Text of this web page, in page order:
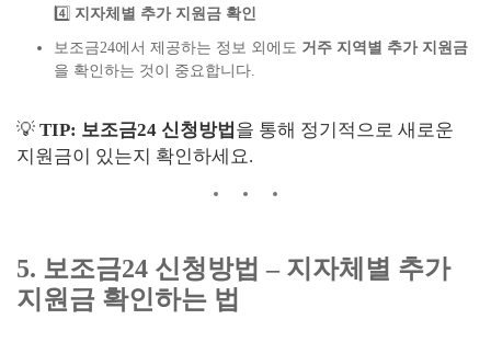
4️⃣ 지자체별 추가 지원금 확인
보조금24에서 제공하는 정보 외에도 거주 지역별 추가 지원금
을 확인하는 것이 중요합니다.
💡 TIP: 보조금24 신청방법 을 통해 정기적으로 새로운
지원금이 있는지 확인하세요.
5. 보조금24 신청방법 – 지자체별 추가
지원금 확인하는 법